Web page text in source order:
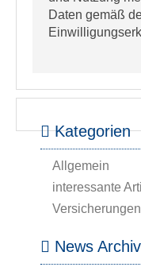
Daten gemäß
Kategorien
Allgemein
interessante
Versicherungen
News Archiv